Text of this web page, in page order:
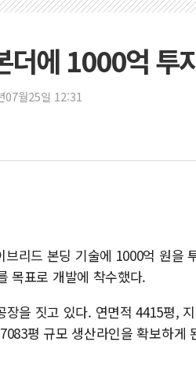
더에 1000억 투
07월25일 12:31
리드 본딩 기술에 1000억 원을
목표로 개발에 착수했다.
을 짓고 있다. 연면적 4415평,
평 규모 생산라인을 확보하게